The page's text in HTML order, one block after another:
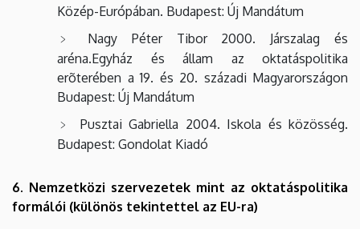
Közép-Európában. Budapest: Új Mandátum
Nagy Péter Tibor 2000. Járszalag és
aréna.Egyház és állam az oktatáspolitika
erõterében a 19. és 20. századi Magyarországon
Budapest: Új Mandátum
Pusztai Gabriella 2004. Iskola és közösség.
Budapest: Gondolat Kiadó
6. Nemzetközi szervezetek mint az oktatáspolitika
formálói (különös tekintettel az EU-ra)